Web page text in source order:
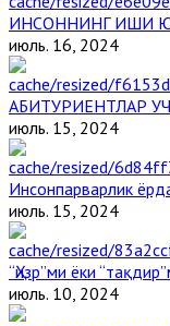
ИНСОННИНГ ИШИ
июль. 16, 2024
АБИТУРИЕНТЛАР
июль. 15, 2024
Инсонпарварлик
июль. 15, 2024
“Ҳизр”ми ёки
июль. 10, 2024